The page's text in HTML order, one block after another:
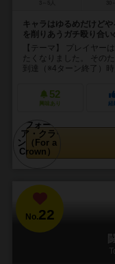
キャラはゆるめだけど
を削りあうガチ殴り合い
【テーマ】 プレイヤー
たくなりました。 その
到達（※4ターン終了）
52
興味あり 経
No.22